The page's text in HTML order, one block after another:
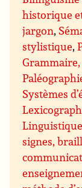
historique
jargon,
stylistique,
Systèmes
signes,